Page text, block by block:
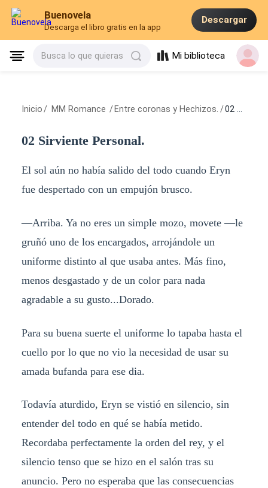
Buenovela
Descarga el libro gratis en la app
Descargar
Busca lo que quieras Mi biblioteca
Inicio / MM Romance / Entre coronas y Hechizos. /02 Sirviente Personal.
02 Sirviente Personal.
El sol aún no había salido del todo cuando Eryn
fue despertado con un empujón brusco.
—Arriba. Ya no eres un simple mozo, movete —le
gruñó uno de los encargados, arrojándole un
uniforme distinto al que usaba antes. Más fino,
menos desgastado y de un color para nada
agradable a su gusto...Dorado.
Para su buena suerte el uniforme lo tapaba hasta el
cuello por lo que no vio la necesidad de usar su
amada bufanda para ese dia.
Todavía aturdido, Eryn se vistió en silencio, sin
entender del todo en qué se había metido.
Recordaba perfectamente la orden del rey, y el
silencio tenso que se hizo en el salón tras su
anuncio. Pero no esperaba que las consecuencias